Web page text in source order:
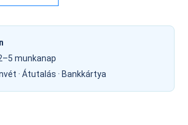
munkanap
· Átutalás · Bankkártya